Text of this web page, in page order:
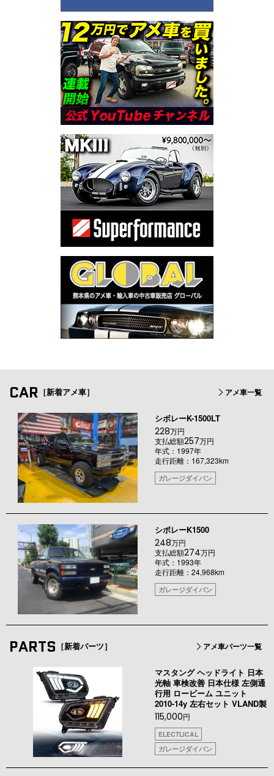
CAR ［新着アメ車］ アメ車一覧
シボレーK-1500LT
228万円
支払総額257万円
年式：1997年
走行距離：167,323km
ガレージダイバン
シボレーK1500
248万円
支払総額274万円
年式：1993年
走行距離：24,968km
ガレージダイバン
PARTS ［新着パーツ］ アメ車パーツ一覧
マスタング ヘッドライト 日本
光軸 車検改善 日本仕様 左側通
行用 ロービーム ユニット
2010-14y 左右セット VLAND製
115,000円
ELECTLICAL
ガレージダイバン